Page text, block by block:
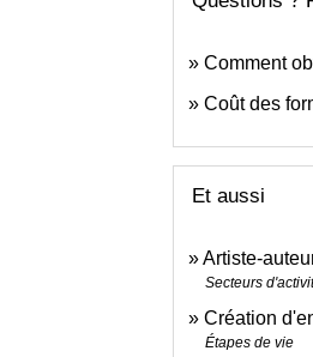
Comment
Coût des
Et aussi
Artiste-
Secteurs
Création
Étapes de vie